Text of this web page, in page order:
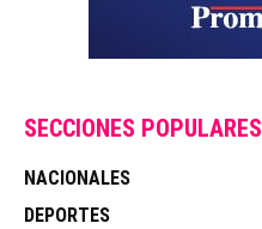
SECCIONES POPULARES
NACIONALES
DEPORTES